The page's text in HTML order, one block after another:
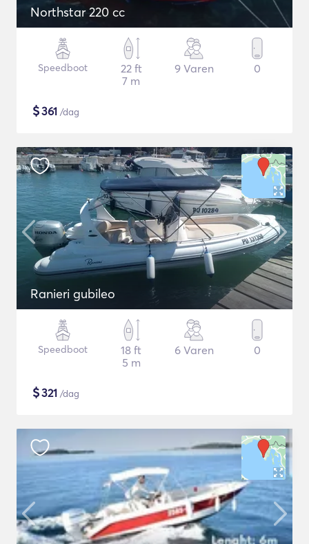
Northstar 220 cc
Speedboot
22 ft
7 m
9 Varen 0
$361 /dag
Ranieri gubileo
Speedboot
18 ft
5 m
6 Varen 0
$321 /dag